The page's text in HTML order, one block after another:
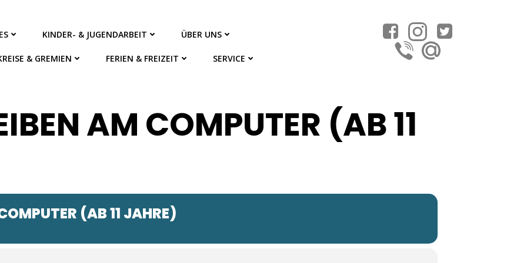
KINDER- & JUGENDARBEIT ÜBER UNS
& GREMIEN FERIEN & FREIZEIT SERVICE
AM COMPUTER (AB 11
(AB 11 JAHRE)